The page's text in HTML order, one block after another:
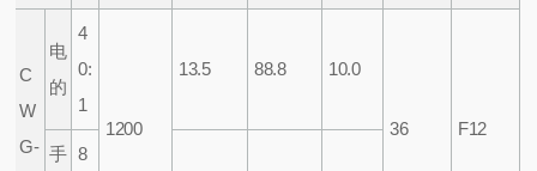
C
W
G-
电
的
4
0:
1
1200
13.5 88.8 10.0
36
F12
手 8